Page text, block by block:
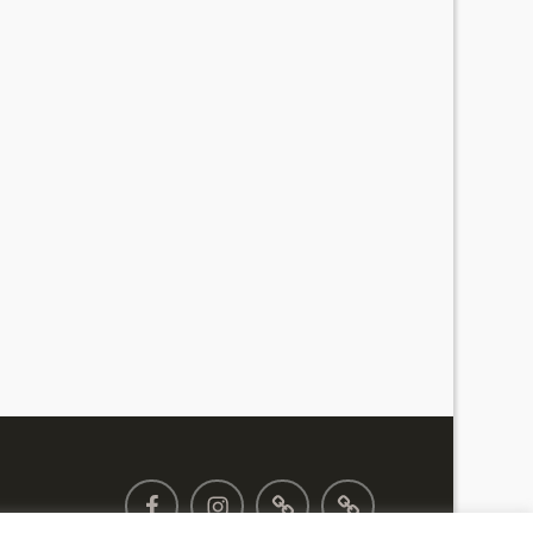
FACEBOOK
INSTAGRAM
MY